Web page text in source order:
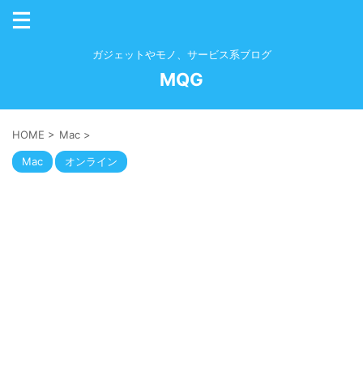
ガジェットやモノ、サービス系ブログ
MQG
HOME > Mac >
Mac オンライン